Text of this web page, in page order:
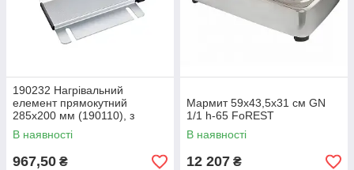
190232 Нагрівальний
елемент прямокутний
285х200 мм (190110), з
механічним регулювання
В наявності
967,50 ₴
Мармит 59х43,5х31 см GN
1/1 h-65 FoREST
В наявності
12 207 ₴